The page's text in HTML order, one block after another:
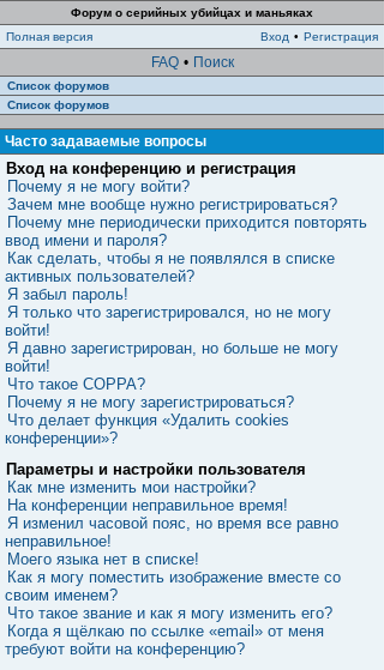
Форум о серийных убийцах и маньяках
Полная версия
Вход • Регистрация
FAQ • Поиск
Список форумов
Список форумов
Часто задаваемые вопросы
Вход на конференцию и регистрация
Почему я не могу войти?
Зачем мне вообще нужно регистрироваться?
Почему мне периодически приходится повторять
ввод имени и пароля?
Как сделать, чтобы я не появлялся в списке
активных пользователей?
Я забыл пароль!
Я только что зарегистрировался, но не могу
войти!
Я давно зарегистрирован, но больше не могу
войти!
Что такое COPPA?
Почему я не могу зарегистрироваться?
Что делает функция «Удалить cookies
конференции»?
Параметры и настройки пользователя
Как мне изменить мои настройки?
На конференции неправильное время!
Я изменил часовой пояс, но время все равно
неправильное!
Моего языка нет в списке!
Как я могу поместить изображение вместе со
своим именем?
Что такое звание и как я могу изменить его?
Когда я щёлкаю по ссылке «email» от меня
требуют войти на конференцию?